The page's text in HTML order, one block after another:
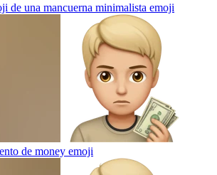
de una mancuerna minimalista emoji
de money emoji